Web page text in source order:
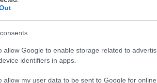
allow Google to enable storage related to
identifiers in apps.
allow my user data to be sent to Google for